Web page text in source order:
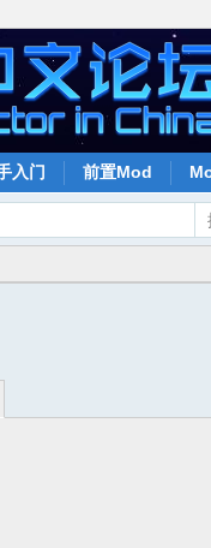
入门 前置Mod